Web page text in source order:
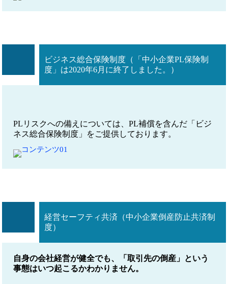
ビジネス総合保険制度（「中小企業PL保険制
度」は2020年6月に終了しました。）
PLリスクへの備えについては、PL補償を含んだ「ビジ
ネス総合保険制度」をご提供しております。
経営セーフティ共済（中小企業倒産防止共済制
度）
自身の会社経営が健全でも、「取引先の倒産」という
事態はいつ起こるかわかりません。